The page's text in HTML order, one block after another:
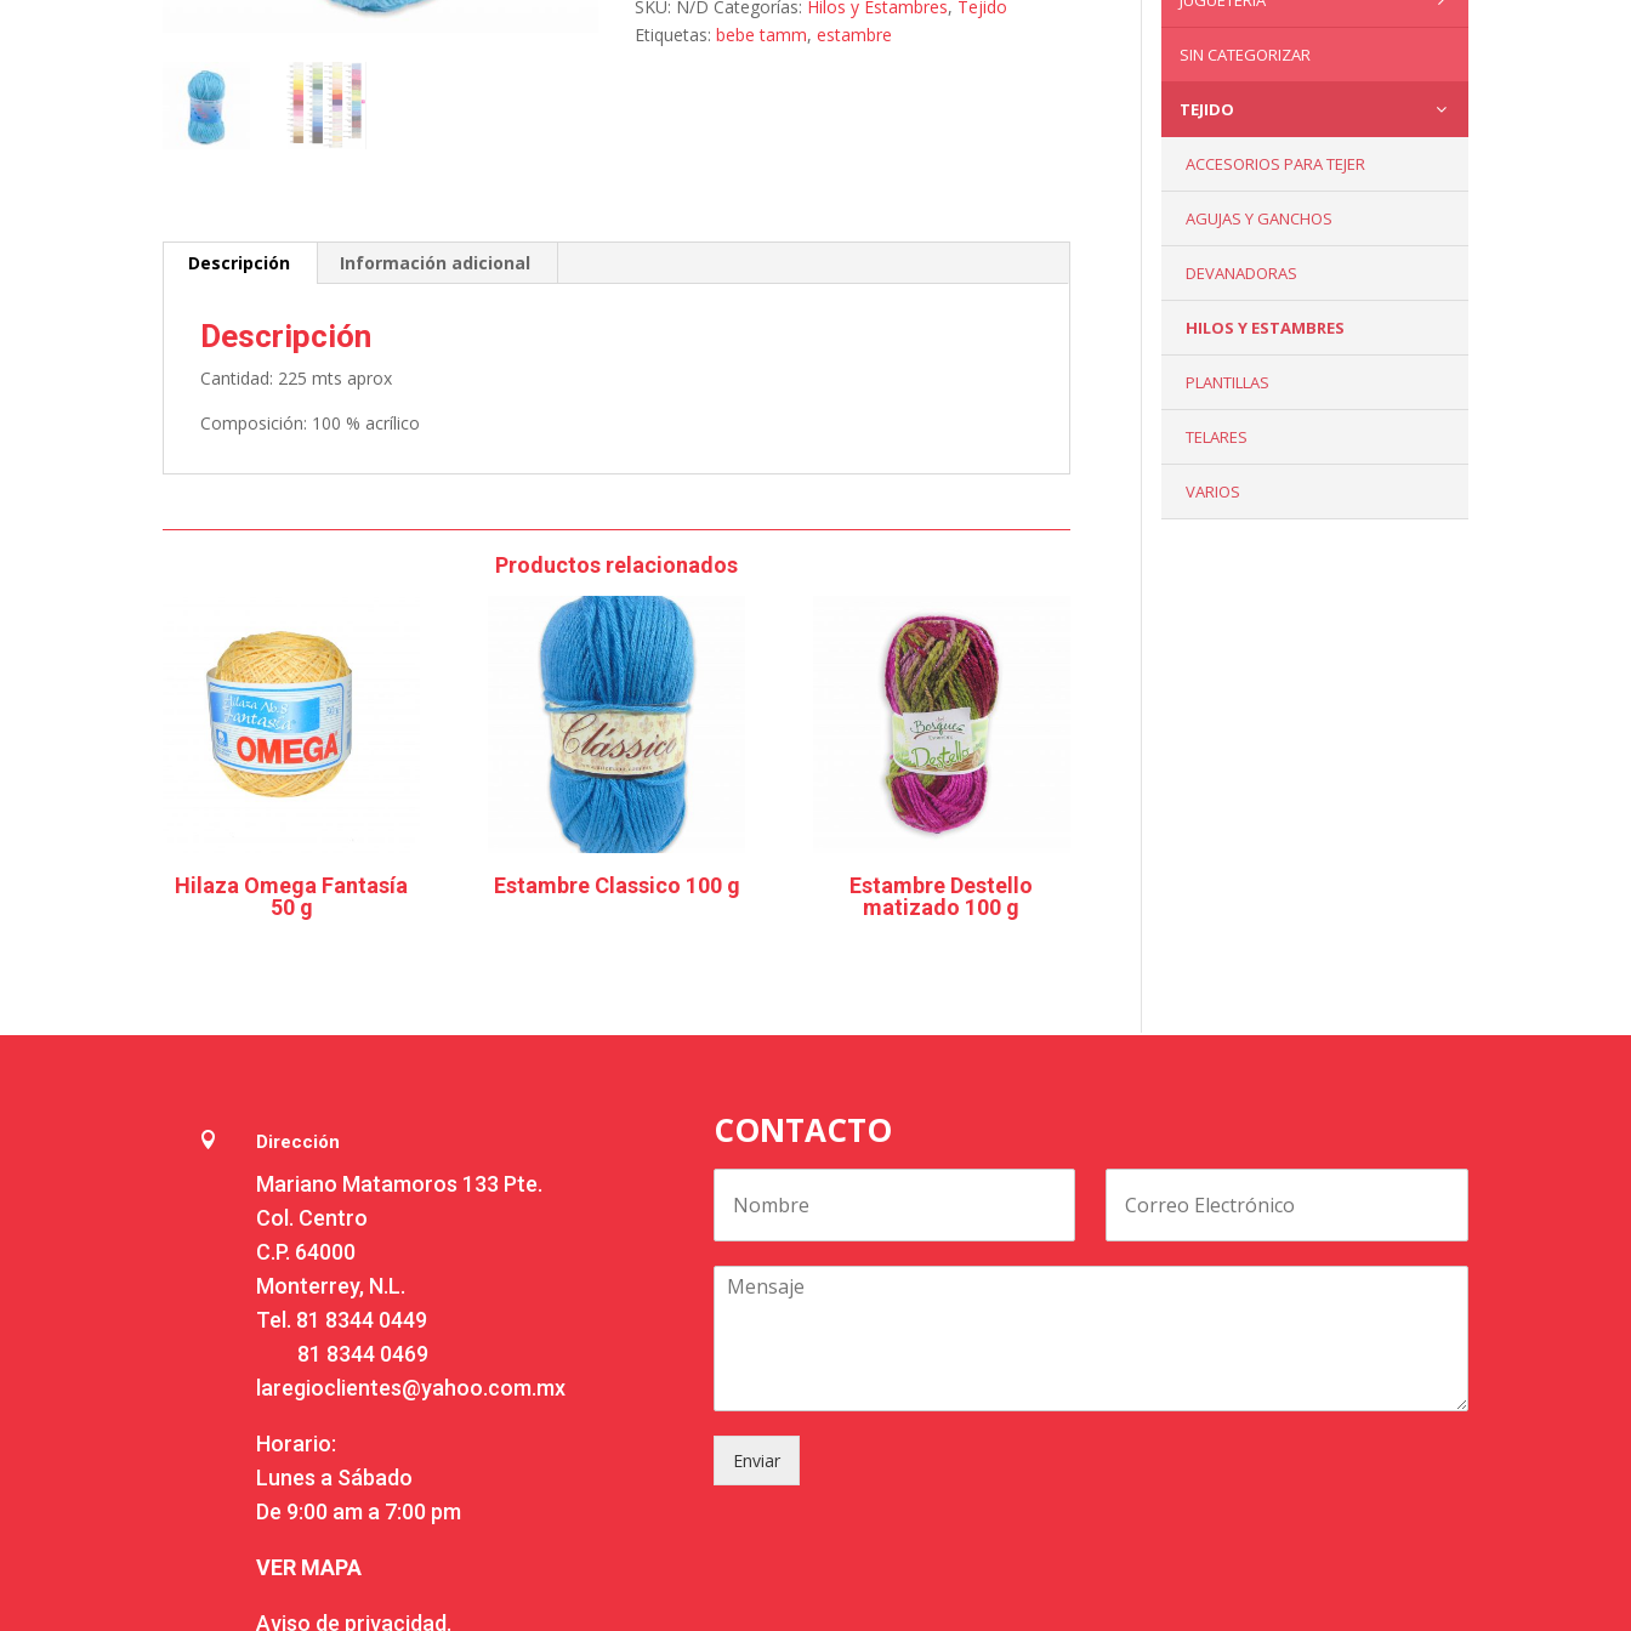
cantidad
SKU: N/D Categorías: Hilos y Estambres, Tejido
Etiquetas: bebe tamm, estambre
Descripción Información adicional
Descripción
Cantidad: 225 mts aprox
Composición: 100 % acrílico
Productos relacionados
Hilaza Omega Fantasía
50 g
Estambre Classico 100 g
Estambre Destello
matizado 100 g
SIN CATEGORIZAR
TEJIDO
ACCESORIOS PARA TEJER
AGUJAS Y GANCHOS
DEVANADORAS
HILOS Y ESTAMBRES
PLANTILLAS
TELARES
VARIOS
 Dirección
Mariano Matamoros 133 Pte.
Col. Centro
C.P. 64000
Monterrey, N.L.
Tel. 81 8344 0449
81 8344 0469
laregioclientes@yahoo.com.mx
Horario:
Lunes a Sábado
De 9:00 am a 7:00 pm
VER MAPA
Aviso de privacidad.
CONTACTO
Enviar